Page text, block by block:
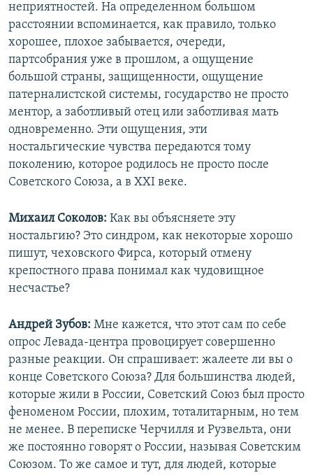
неприятностей. На определенном большом
расстоянии вспоминается, как правило, только
хорошее, плохое забывается, очереди,
партсобрания уже в прошлом, а ощущение
большой страны, защищенности, ощущение
патерналистской системы, государство не просто
ментор, а заботливый отец или заботливая мать
одновременно. Эти ощущения, эти
ностальгические чувства передаются тому
поколению, которое родилось не просто после
Советского Союза, а в XXI веке.
Михаил Соколов: Как вы объясняете эту
ностальгию? Это синдром, как некоторые хорошо
пишут, чеховского Фирса, который отмену
крепостного права понимал как чудовищное
несчастье?
Андрей Зубов: Мне кажется, что этот сам по себе
опрос Левада-центра провоцирует совершенно
разные реакции. Он спрашивает: жалеете ли вы о
конце Советского Союза? Для большинства людей,
которые жили в России, Советский Союз был просто
феноменом России, плохим, тоталитарным, но тем
не менее. В переписке Черчилля и Рузвельта, они
же постоянно говорят о России, называя Советским
Союзом. То же самое и тут, для людей, которые